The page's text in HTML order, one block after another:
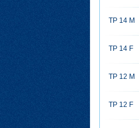
TP 14 M
TP 14 F
TP 12 M
TP 12 F